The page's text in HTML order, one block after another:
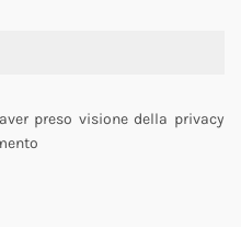
preso visione della privacy